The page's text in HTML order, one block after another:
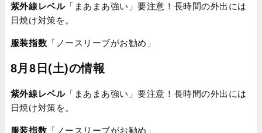
紫外線レベル「まあまあ強い」要注意！長時間の外出には
日焼け対策を。
服装指数 「ノースリーブがお勧め」
8月8日(土)の情報
紫外線レベル「まあまあ強い」要注意！長時間の外出には
日焼け対策を。
服装指数 「ノースリーブがお勧め」